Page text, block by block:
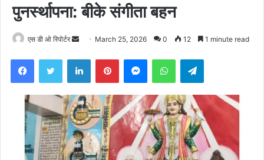
पुनर्स्थापना: बीके संगीता बहन
एस डी ओ रिपोर्टर
Send March 25, 2026 0 12 1 minute read
FacebookTwitter LinkedInPinterestMessengerWhatsAppTelegram